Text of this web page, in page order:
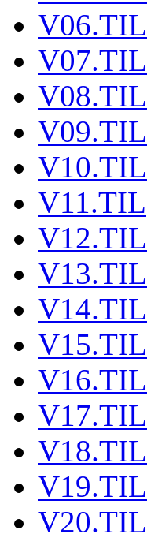
V06.TIL
V07.TIL
V08.TIL
V09.TIL
V10.TIL
V11.TIL
V12.TIL
V13.TIL
V14.TIL
V15.TIL
V16.TIL
V17.TIL
V18.TIL
V19.TIL
V20.TIL